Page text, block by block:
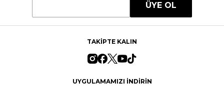
ÜYE OL
TAKİPTE KALIN
UYGULAMAMIZI İNDİRİN